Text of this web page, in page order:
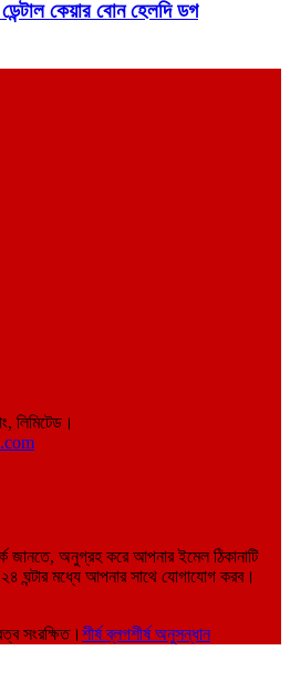
কেয়ার বোন হেলদি ডগ
লিমিটেড।
জানতে, অনুগ্রহ করে আপনার ইমেল ঠিকানাটি
ঘন্টার মধ্যে আপনার সাথে যোগাযোগ করব।
সংরক্ষিত। শীর্ষ ব্লগশীর্ষ অনুসন্ধান